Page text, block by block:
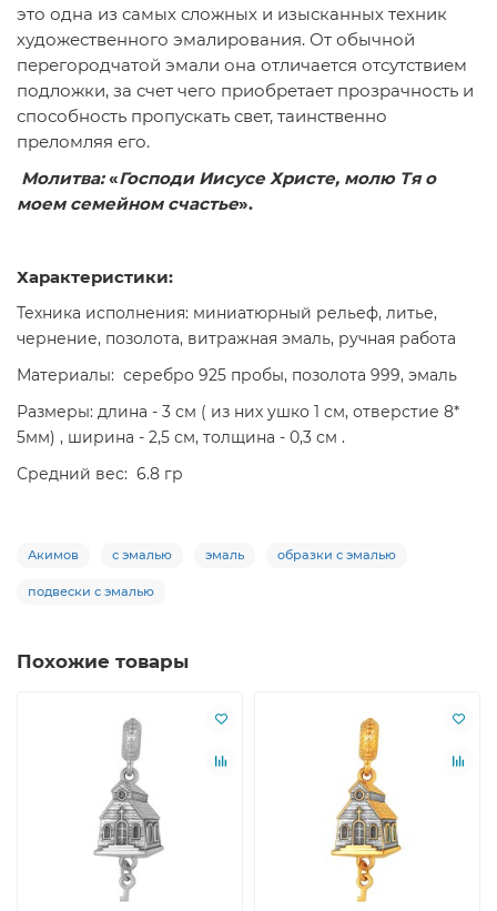
это одна из самых сложных и изысканных техник
художественного эмалирования. От обычной
перегородчатой эмали она отличается отсутствием
подложки, за счет чего приобретает прозрачность и
способность пропускать свет, таинственно
преломляя его.
Молитва:«Господи Иисусе Христе, молю Тя о
моем семейном счастье».
Характеристики:
Техника исполнения: миниатюрный рельеф, литье,
чернение, позолота, витражная эмаль, ручная работа
Материалы: серебро 925 пробы, позолота 999, эмаль
Размеры: длина - 3 см ( из них ушко 1 см, отверстие 8*
5мм) , ширина - 2,5 см, толщина - 0,3 см .
Средний вес: 6.8 гр
Акимов с эмалью эмаль образки с эмалью
подвески с эмалью
Похожие товары